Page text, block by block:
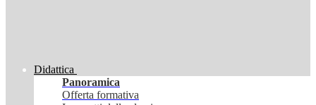
Didattica
Panoramica
Offerta formativa